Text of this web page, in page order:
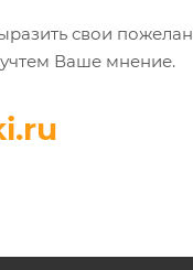
свои
Ваше мнение.